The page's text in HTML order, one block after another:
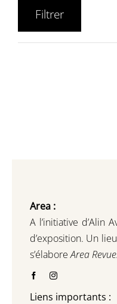
Filtrer
Area :
A l’initiative d’Alin
d’exposition. Un
s’élaboreArea Revue.
Liens importants :